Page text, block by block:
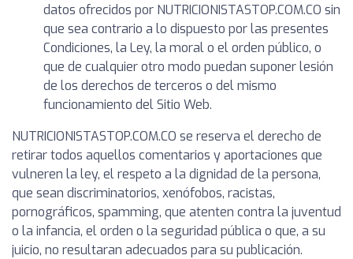
datos ofrecidos por NUTRICIONISTASTOP.COM.CO sin
que sea contrario a lo dispuesto por las presentes
Condiciones, la Ley, la moral o el orden público, o
que de cualquier otro modo puedan suponer lesión
de los derechos de terceros o del mismo
funcionamiento del Sitio Web.
NUTRICIONISTASTOP.COM.CO se reserva el derecho de
retirar todos aquellos comentarios y aportaciones que
vulneren la ley, el respeto a la dignidad de la persona,
que sean discriminatorios, xenófobos, racistas,
pornográficos, spamming, que atenten contra la juventud
o la infancia, el orden o la seguridad pública o que, a su
juicio, no resultaran adecuados para su publicación.